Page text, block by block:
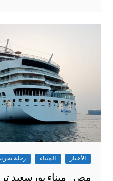
الأخبار الميناء رحلة
مص – ميناء بورسعيد